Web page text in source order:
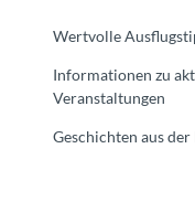
Wertvolle
Informationen zu
Veranstaltungen
Geschichten aus